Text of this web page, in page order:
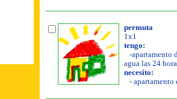
permuta
1x1
tengo:
-apartamento
agua las 24
necesito:
- apartamento